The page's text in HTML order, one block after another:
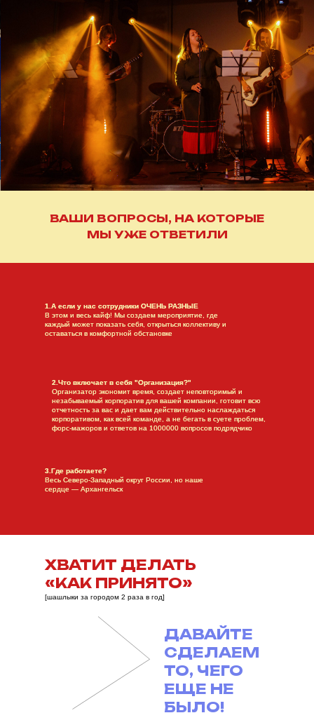
ВАШИ ВОПРОСЫ, НА КОТОРЫЕ
МЫ УЖЕ ОТВЕТИЛИ
1.А если у нас сотрудники ОЧЕНЬ РАЗНЫЕ
В этом и весь кайф! Мы создаем мероприятие, где
каждый может показать себя, открыться коллективу и
оставаться в комфортной обстановке
2.Что включает в себя "Организация?"
Организатор экономит время, создает неповторимый и
незабываемый корпоратив для вашей компании, готовит всю
отчетность за вас и дает вам действительно наслаждаться
корпоративом, как всей команде, а не бегать в суете проблем,
форс-мажоров и ответов на 1000000 вопросов подрядчико
3.Где работаете?
Весь Северо-Западный округ России, но наше
сердце — Архангельск
ХВАТИТ ДЕЛАТЬ
«КАК ПРИНЯТО»
[шашлыки за городом 2 раза в год]
ДАВАЙТЕ
СДЕЛАЕМ
ТО, ЧЕГО
ЕЩЕ НЕ
БЫЛО!